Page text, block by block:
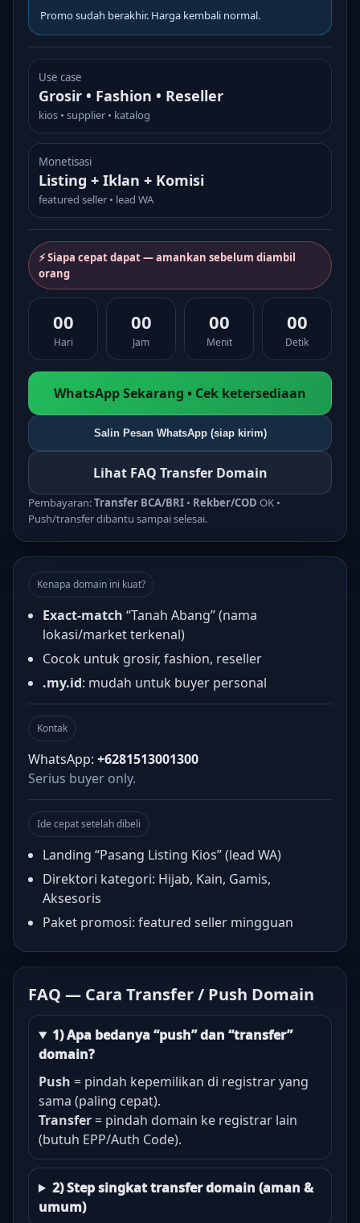
Promo sudah berakhir. Harga kembali normal.
Use case
Grosir • Fashion • Reseller
kios • supplier • katalog
Monetisasi
Listing + Iklan + Komisi
featured seller • lead WA
⚡ Siapa cepat dapat — amankan sebelum diambil
orang
00
Hari
00
Jam
00
Menit
00
Detik
WhatsApp Sekarang • Cek ketersediaan
Salin Pesan WhatsApp (siap kirim)
Lihat FAQ Transfer Domain
Pembayaran:Transfer BCA/BRI • Rekber/COD OK •
Push/transfer dibantu sampai selesai.
Kenapa domain ini kuat?
Exact-match “Tanah Abang” (nama
lokasi/market terkenal)
Cocok untuk grosir, fashion, reseller
.my.id: mudah untuk buyer personal
Kontak
WhatsApp: +6281513001300
Serius buyer only.
Ide cepat setelah dibeli
Landing “Pasang Listing Kios” (lead WA)
Direktori kategori: Hijab, Kain, Gamis,
Aksesoris
Paket promosi: featured seller mingguan
FAQ — Cara Transfer / Push Domain
1) Apa bedanya “push” dan “transfer”
domain?
Push = pindah kepemilikan di registrar yang
sama (paling cepat).
Transfer = pindah domain ke registrar lain
(butuh EPP/Auth Code).
2) Step singkat transfer domain (aman &
umum)